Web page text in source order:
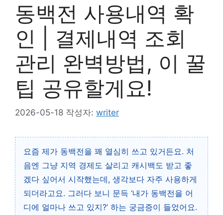
동백전 사용내역 확
인 | 결제내역 조회
관리 완벽방법, 이 꿀
팁 공유할게요!
2026-05-18 작성자: writer
요즘 제가 동백전을 꽤 열심히 쓰고 있거든요. 처
음엔 그냥 지역 경제도 살리고 캐시백도 받고 좋
겠다 싶어서 시작했는데, 생각보다 자주 사용하게
되더라고요. 그러다 보니 문득 ‘내가 동백전을 어
디에 얼마나 쓰고 있지?’ 하는 궁금증이 들었어요.